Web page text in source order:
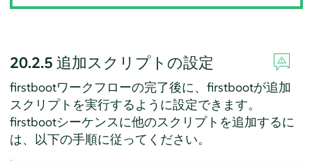
20.2.5 追加スクリプトの設定
firstbootワークフローの完了後に、firstbootが追加
スクリプトを実行するように設定できます。
firstbootシーケンスに他のスクリプトを追加するに
は、以下の手順に従ってください。